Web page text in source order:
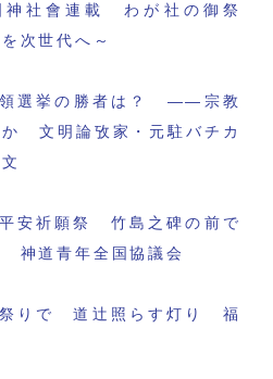
神社會連載 わが社の御祭
次世代へ～
領選挙の勝者は？ ――宗教
か 文明論攷家・元駐バチカ
安祈願祭 竹島之碑の前で
神道青年全国協議会
祭りで 道辻照らす灯り 福